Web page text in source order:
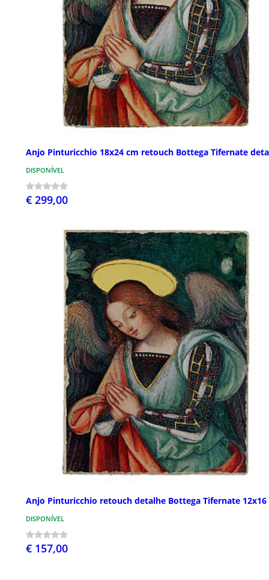
Anjo Pinturicchio 18x24 cm retouch Bottega Tifernate
DISPONÍVEL
€ 299,00
Anjo Pinturicchio retouch detalhe Bottega Tifernate 12x16
DISPONÍVEL
€ 157,00